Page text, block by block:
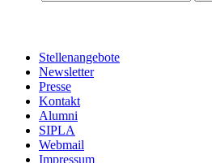
Stellenangebote
Newsletter
Presse
Kontakt
Alumni
SIPLA
Webmail
Impressum